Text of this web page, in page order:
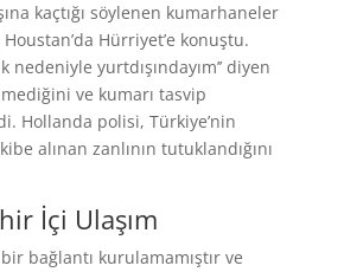
kaçtığı söylenen kumarhaneler
Hürriyet’e konuştu.
nedeniyle yurtdışındayım’’ diyen
ve kumarı tasvip
Hollanda polisi, Türkiye’nin
alınan zanlının tutuklandığını
İçi Ulaşım
bağlantı kurulamamıştır ve